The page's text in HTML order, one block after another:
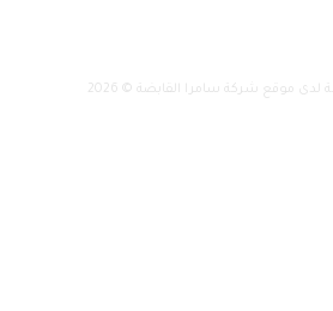
موقع شركة سامرا القابضة © 2026